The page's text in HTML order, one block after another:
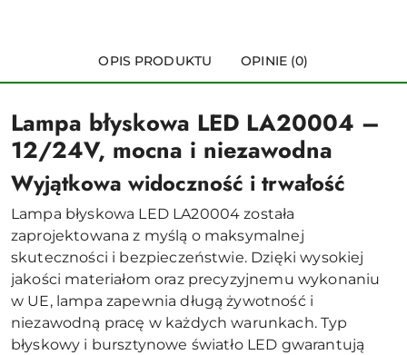
OPIS PRODUKTU OPINIE (0)
Lampa błyskowa LED LA20004 –
12/24V, mocna i niezawodna
Wyjątkowa widoczność i trwałość
Lampa błyskowa LED LA20004 została
zaprojektowana z myślą o maksymalnej
skuteczności i bezpieczeństwie. Dzięki wysokiej
jakości materiałom oraz precyzyjnemu wykonaniu
w UE, lampa zapewnia długą żywotność i
niezawodną pracę w każdych warunkach. Typ
błyskowy i bursztynowe światło LED gwarantują